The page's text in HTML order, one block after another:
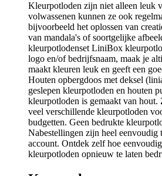
Kleurpotloden zijn niet alleen leuk
volwassenen kunnen ze ook
bijvoorbeeld het oplossen van
van mandala's of soortgelijke
kleurpotlodenset LiniBox
logo en/of bedrijfsnaam, maak je
maakt kleuren leuk en geeft een
Houten opbergdoos met deksel
geslepen kleurpotloden en houten
kleurpotloden is gemaakt van
veel verschillende kleurpotloden
budgetten. Geen bedrukte
Nabestellingen zijn heel eenvoudig
account. Ontdek zelf hoe
kleurpotloden opnieuw te laten